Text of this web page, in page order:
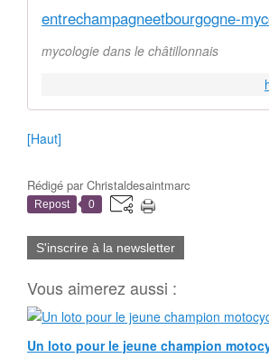
entrechampagneetbourgogne-
mycologie dans le châtillonnais
[Haut]
Rédigé parChristaldesaintmarc
Repost 0
S'inscrire à la newsletter
Vous aimerez aussi :
Un loto pour le jeune champion